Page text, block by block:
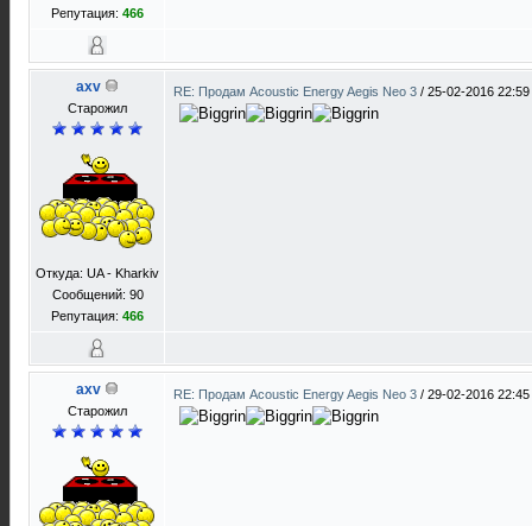
Репутация: 466
axv
Старожил
Откуда: UA - Kharkiv
Сообщений: 90
Репутация: 466
RE: Продам Acoustic Energy Aegis Neo 3 / 25-02-2016 22:59
axv
Старожил
RE: Продам Acoustic Energy Aegis Neo 3 / 29-02-2016 22:45